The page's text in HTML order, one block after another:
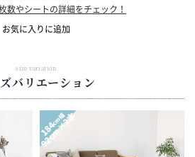
数やシートの詳細をチェック！
お気に入りに追加
バリエーション
size variation
184cm幅
92cm×2本